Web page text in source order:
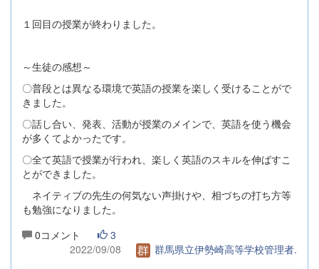
１回目の授業が終わりました。
～生徒の感想～
〇普段とは異なる環境で英語の授業を楽しく受けることがで
きました。
〇話し合い、発表、活動が授業のメインで、英語を使う機会
が多くてよかったです。
〇全て英語で授業が行われ、楽しく英語のスキルを伸ばすこ
とができました。
ネイティブの先生の何気ない声掛けや、相づちの打ち方等
も勉強になりました。
0コメント
3
2022/09/08
群馬県立伊勢崎高等学校管理者.